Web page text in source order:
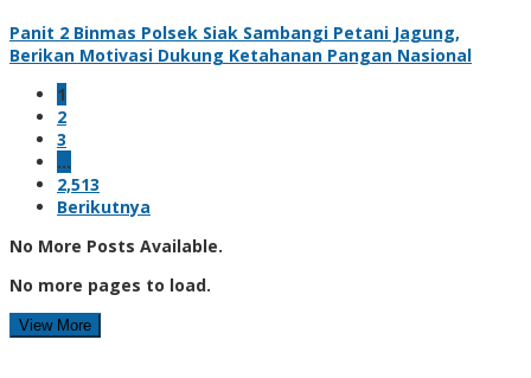
Panit 2 Binmas Polsek Siak Sambangi Petani Jagung,
Berikan Motivasi Dukung Ketahanan Pangan Nasional
1
2
3
…
2,513
Berikutnya
No More Posts Available.
No more pages to load.
View More